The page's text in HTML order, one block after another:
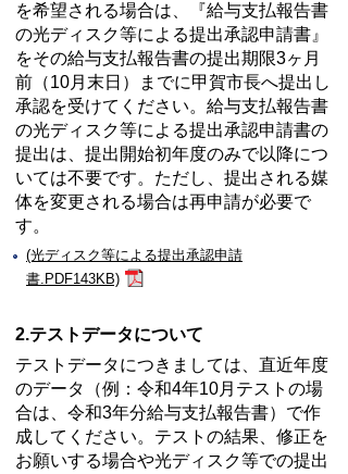
を希望される場合は、『給与支払報告書
の光ディスク等による提出承認申請書』
をその給与支払報告書の提出期限3ヶ月
前（10月末日）までに甲賀市長へ提出し
承認を受けてください。給与支払報告書
の光ディスク等による提出承認申請書の
提出は、提出開始初年度のみで以降につ
いては不要です。ただし、提出される媒
体を変更される場合は再申請が必要で
す。
(光ディスク等による提出承認申請
書.PDF143KB)
2.テストデータについて
テストデータにつきましては、直近年度
のデータ（例：令和4年10月テストの場
合は、令和3年分給与支払報告書）で作
成してください。テストの結果、修正を
お願いする場合や光ディスク等での提出